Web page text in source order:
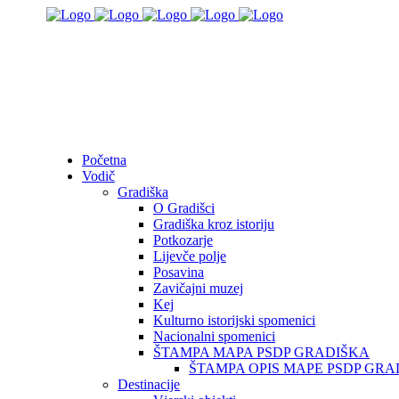
Početna
Vodič
Gradiška
O Gradišci
Gradiška kroz istoriju
Potkozarje
Lijevče polje
Posavina
Zavičajni muzej
Kej
Kulturno istorijski spomenici
Nacionalni spomenici
ŠTAMPA MAPA PSDP GRADIŠKA
ŠTAMPA OPIS MAPE PSDP
Destinacije